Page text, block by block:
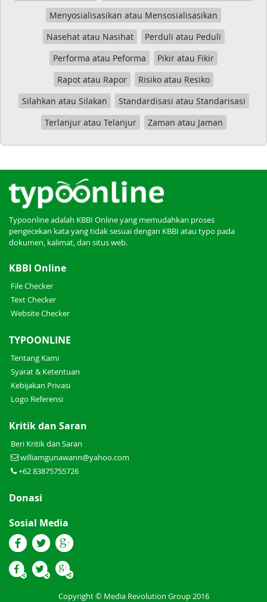
Menyosialisasikan atau Mensosialisasikan
Nasehat atau Nasihat
Perduli atau Peduli
Performa atau Peforma
Pikir atau Fikir
Rapot atau Rapor
Risiko atau Resiko
Silahkan atau Silakan
Standardisasi atau Standarisasi
Terlanjur atau Telanjur
Zaman atau Jaman
Typoonline adalah KBBI Online yang memudahkan proses
pengecekan kata yang tidak sesuai dengan KBBI atau typo pada
dokumen, kalimat, dan situs web.
KBBI Online
File Checker
Text Checker
Website Checker
TYPOONLINE
Tentang Kami
Syarat & Ketentuan
Kebijakan Privasi
Logo Referensi
Kritik dan Saran
Beri Kritik dan Saran
williamgunawann@yahoo.com
+62 83875755726
Donasi
Sosial Media
Copyright © Media Revolution Group 2016